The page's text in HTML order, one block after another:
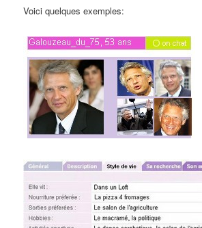
Voici quelques exemples: